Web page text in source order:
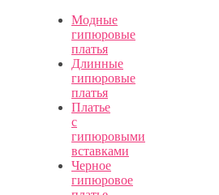
Модные
гипюровые
платья
Длинные
гипюровые
платья
Платье
с
гипюровыми
вставками
Черное
гипюровое